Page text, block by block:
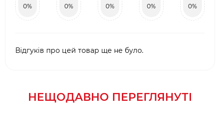
0% 0% 0% 0% 0%
Відгуків про цей товар ще не було.
НЕЩОДАВНО ПЕРЕГЛЯНУТІ